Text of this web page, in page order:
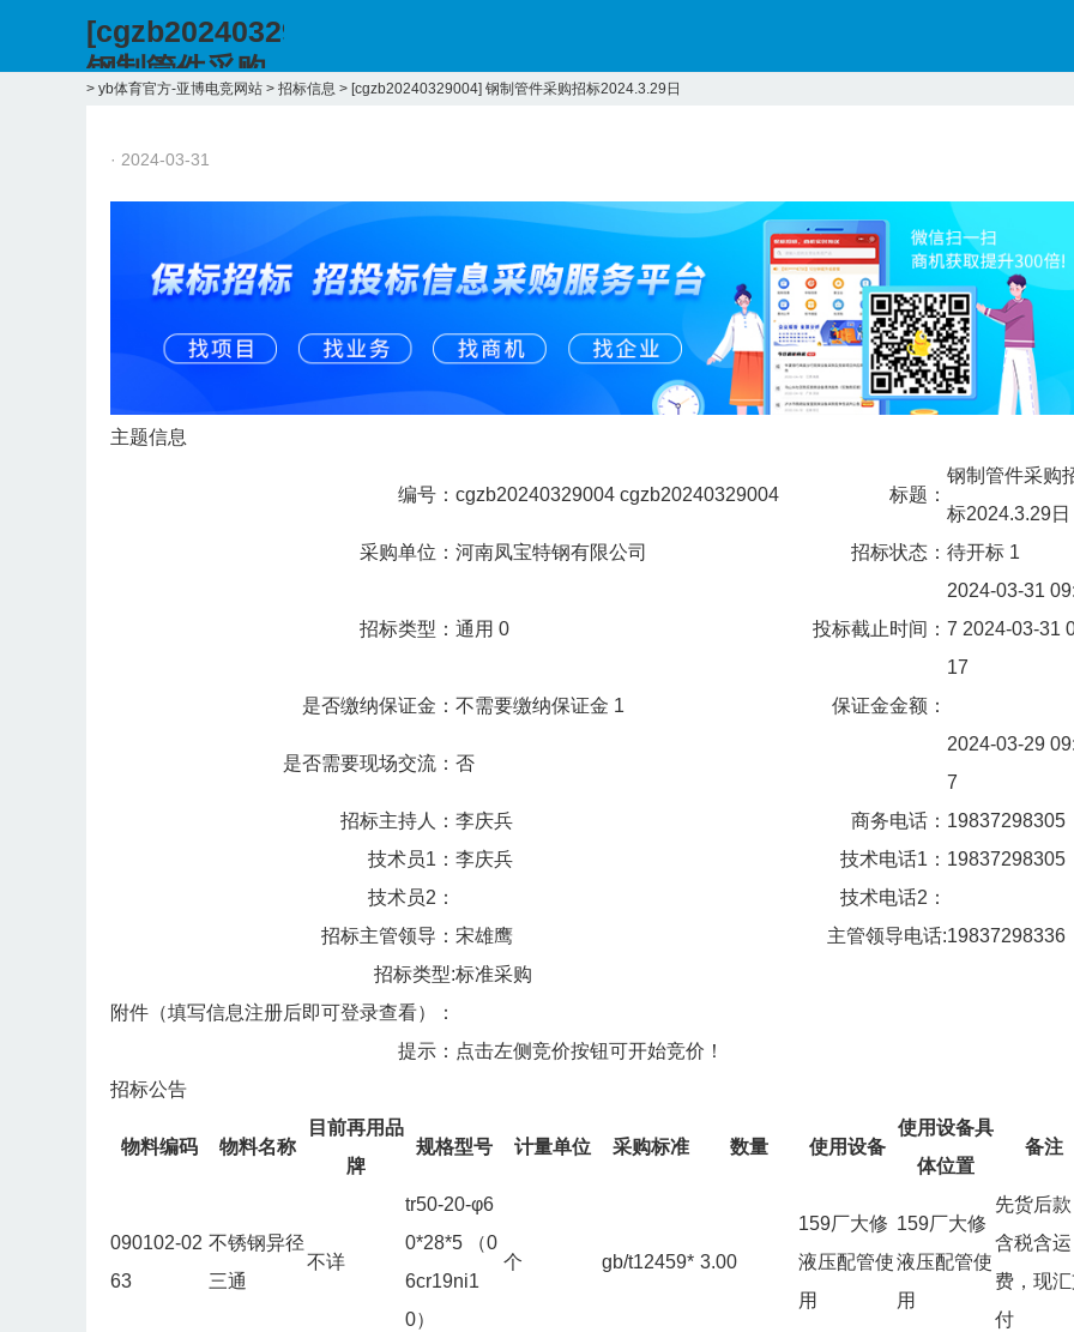
[cgzb20240329004]
钢制管件采购
日-yb体育官方
> yb体育官方-亚博电竞网站 > 招标信息 > [cgzb20240329004] 钢制管件采购招标2024.3.29日
· 2024-03-31
主题信息
编号： cgzb20240329004 cgzb20240329004 标题：
钢制管件采购
标2024.3.29日
采购单位： 河南凤宝特钢有限公司 招标状态： 待开标 1
招标类型： 通用 0 投标截止时间：
2024-03-31
7 2024-03-31
17
是否缴纳保证金： 不需要缴纳保证金 1 保证金金额：
是否需要现场交流： 否
2024-03-29
7
招标主持人： 李庆兵 商务电话： 19837298305
技术员1： 李庆兵 技术电话1： 19837298305
技术员2：
技术电话2：
招标主管领导： 宋雄鹰 主管领导电话:19837298336
招标类型:标准采购
附件（填写信息注册后即可登录查看）：
提示： 点击左侧竞价按钮可开始竞价！
招标公告
物料编码 物料名称
目前再用品
牌
规格型号 计量单位 采购标准 数量 使用设备
使用设备具
体位置
备注
090102-02
63
不锈钢异径
三通
不详
tr50-20-φ6
0*28*5 （0
6cr19ni1
0）
个 gb/t12459* 3.00
159厂大修
液压配管使
用
159厂大修
液压配管使
用
先货后款
含税含运
费，现
付